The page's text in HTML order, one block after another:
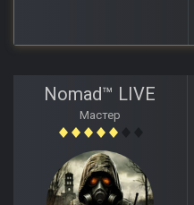
Nomad™ LIVE
Мастер